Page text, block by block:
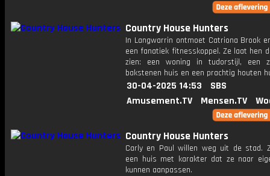
Country House Hunters
In Langwarrin ontmoet Catriona Brook
een fanatiek fitnesskoppel. Ze laat hen
zien: een woning in tudorstijl, een
bakstenen huis en een prachtig houten
30-04-2025 14:53
SBS
Amusement.TV
Mensen.TV
Country House Hunters
Carly en Paul willen weg uit de stad.
een huis met karakter dat ze naar
kunnen aanpassen.